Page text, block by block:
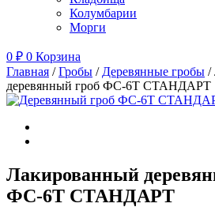
Колумбарии
Морги
0 ₽ 0 Корзина
Главная /Гробы / Деревянные гробы /
деревянный гроб ФС-6Т СТАНДАРТ
Лакированный
ФС-6Т СТАНДАРТ